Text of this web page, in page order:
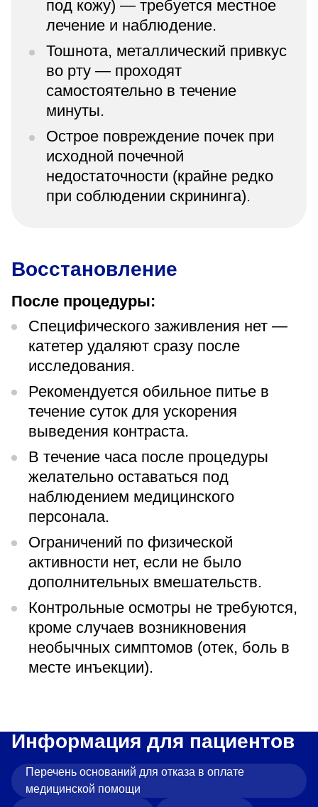
под кожу) — требуется местное
лечение и наблюдение.
Тошнота, металлический привкус
во рту — проходят
самостоятельно в течение
минуты.
Острое повреждение почек при
исходной почечной
недостаточности (крайне редко
при соблюдении скрининга).
Восстановление
После процедуры:
Специфического заживления нет —
катетер удаляют сразу после
исследования.
Рекомендуется обильное питье в
течение суток для ускорения
выведения контраста.
В течение часа после процедуры
желательно оставаться под
наблюдением медицинского
персонала.
Ограничений по физической
активности нет, если не было
дополнительных вмешательств.
Контрольные осмотры не требуются,
кроме случаев возникновения
необычных симптомов (отек, боль в
месте инъекции).
Информация для пациентов
Перечень оснований для отказа в оплате
медицинской помощи